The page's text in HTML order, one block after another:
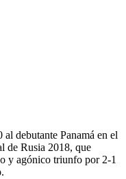
debutante Panamá en el
de Rusia 2018, que
y agónico triunfo por 2-1